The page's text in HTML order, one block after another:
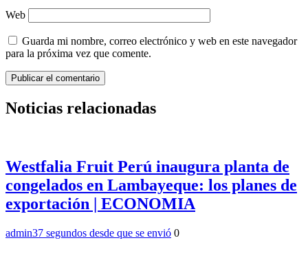
Web
Guarda mi nombre, correo electrónico y web en este navegador
para la próxima vez que comente.
Noticias relacionadas
Westfalia Fruit Perú inaugura planta de
congelados en Lambayeque: los planes de
exportación | ECONOMIA
admin37 segundos desde que se envió 0